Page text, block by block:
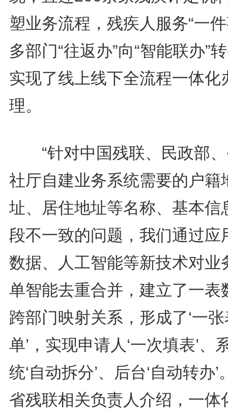
塑业务流程，残疾人服务“一
多部门“往返办”向“智能联办”
实现了线上线下全流程一体化
理。
“针对中国残联、民政部、
社厅自建业务系统需要的户籍
址、居住地址等名称、基本信
段不一致的问题，我们通过应
数据、人工智能等新技术对业
单智能去重合并，建立了一表
跨部门映射关系，形成了‘一
单’，实现申请人‘一次填表’、
统‘自动拆分’、后台‘自动转办’
省残联相关负责人介绍，一体